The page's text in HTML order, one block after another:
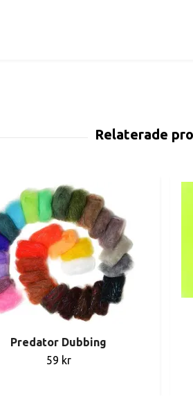
Predator Dubbing
59 kr